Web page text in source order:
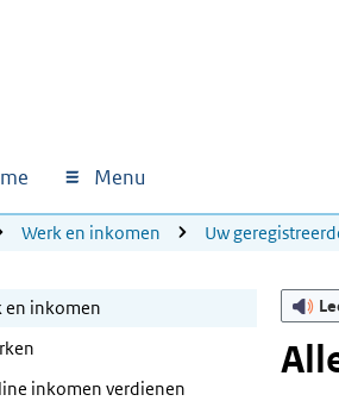
Menu
hier:
Werk en inkomen Uw
en inkomen
inkomen verdienen